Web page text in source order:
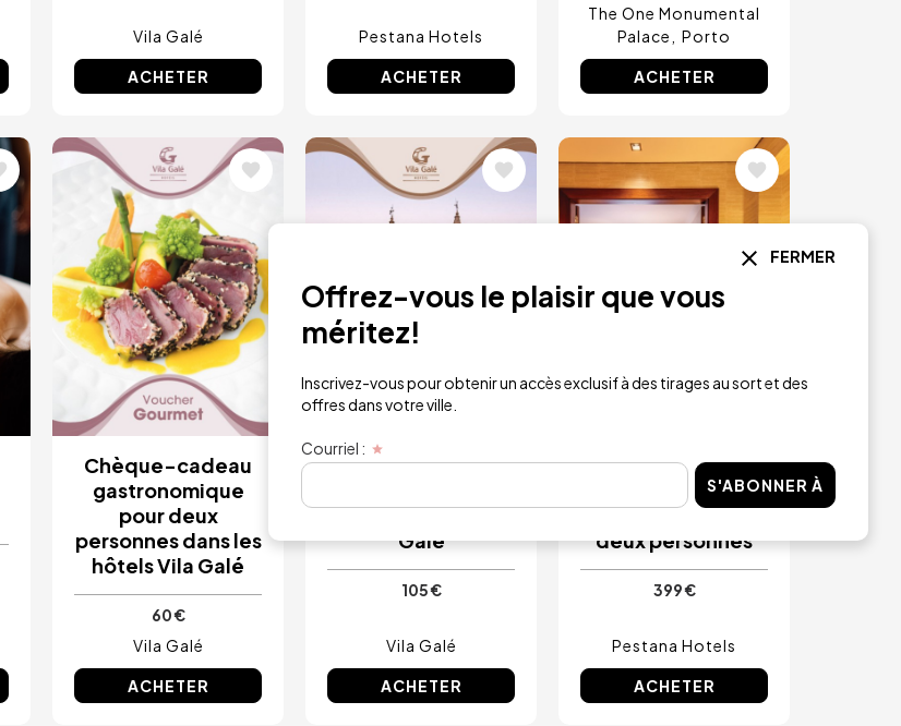
Vila Galé
ACHETER
Pestana Hotels
ACHETER
The One Monumental
Palace
Porto
ACHETER
Image
Chèque-cadeau
gastronomique
pour deux
personnes dans les
hôtels Vila Galé
60 €
Vila Galé
ACHETER
Image
Chèque cadeau
dans les hôtels Vila
Galé
105 €
Vila Galé
ACHETER
Image
Escapade en suite
VIP avec petit-
déjeuner pour
deux personnes
399 €
Pestana Hotels
ACHETER
FERMER
Offrez-vous le plaisir que vous
méritez!
Inscrivez-vous pour obtenir un accès exclusif à des tirages au sort et des
offres dans votre ville.
Courriel :
S'ABONNER À